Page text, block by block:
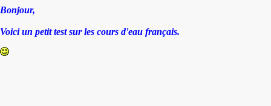
Bonjour,
Voici un petit test sur les cours d'eau français.